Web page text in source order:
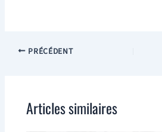
PRÉCÉDENT
Articles similaires